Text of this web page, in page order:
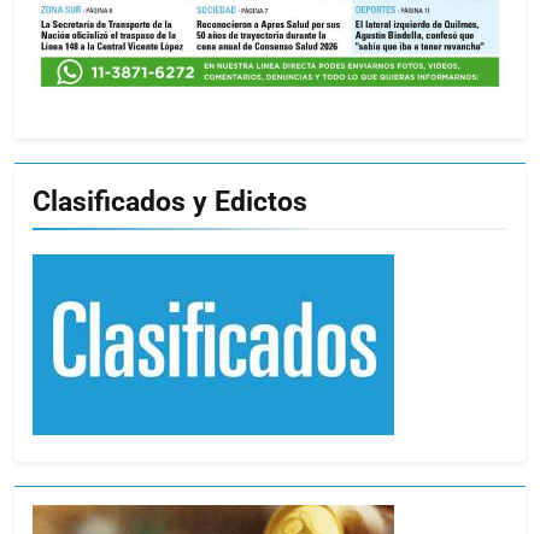
Clasificados y Edictos